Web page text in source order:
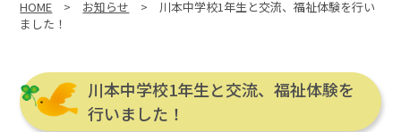
こ
の
ジ
の
位
置:
HOME > お知らせ >
川本中学校1年生と交流、福祉体験を行い
ました！
川本中学校1年生と交流、福祉体験を
行いました！